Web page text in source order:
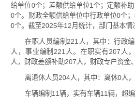
给单位0个；差额供给单位1个；定额补
0个。财政全额供给单位中行政单位0个
0个。截至2025年12月统计，部门基本情
在职人员编制221人，其中：行政
人，事业编制221人。在职实有207人
人，财政差额补助207人，财政专户资金
离退休人员204人，其中：离休0人，
车辆编制11辆，实有车辆11辆，超编